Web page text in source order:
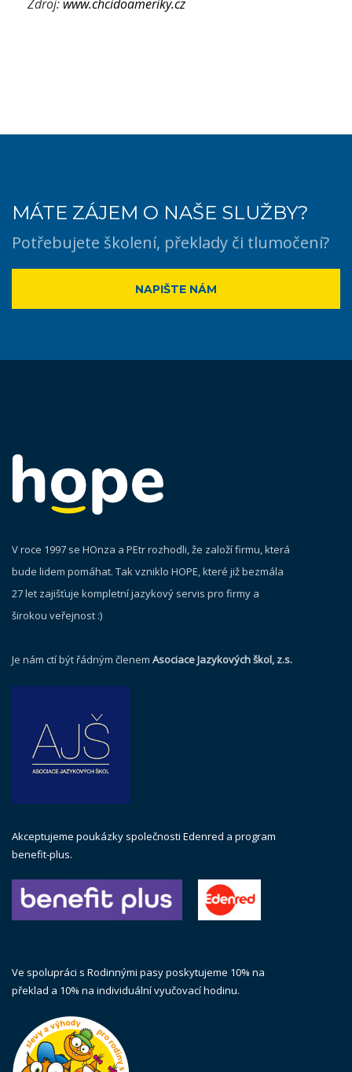
Zdroj: www.chcidoameriky.cz
MÁTE ZÁJEM O NAŠE SLUŽBY?
Potřebujete školení, překlady či tlumočení?
NAPIŠTE NÁM
V roce 1997 se HOnza a PEtr rozhodli, že založí firmu, která
bude lidem pomáhat. Tak vzniklo HOPE, které již bezmála
27 let zajišťuje kompletní jazykový servis pro firmy a
širokou veřejnost :)
Je nám ctí být řádným členem Asociace Jazykových škol, z.s.
Akceptujeme poukázky společnosti Edenred a program
benefit-plus.
Ve spolupráci s Rodinnými pasy poskytujeme 10% na
překlad a 10% na individuální vyučovací hodinu.